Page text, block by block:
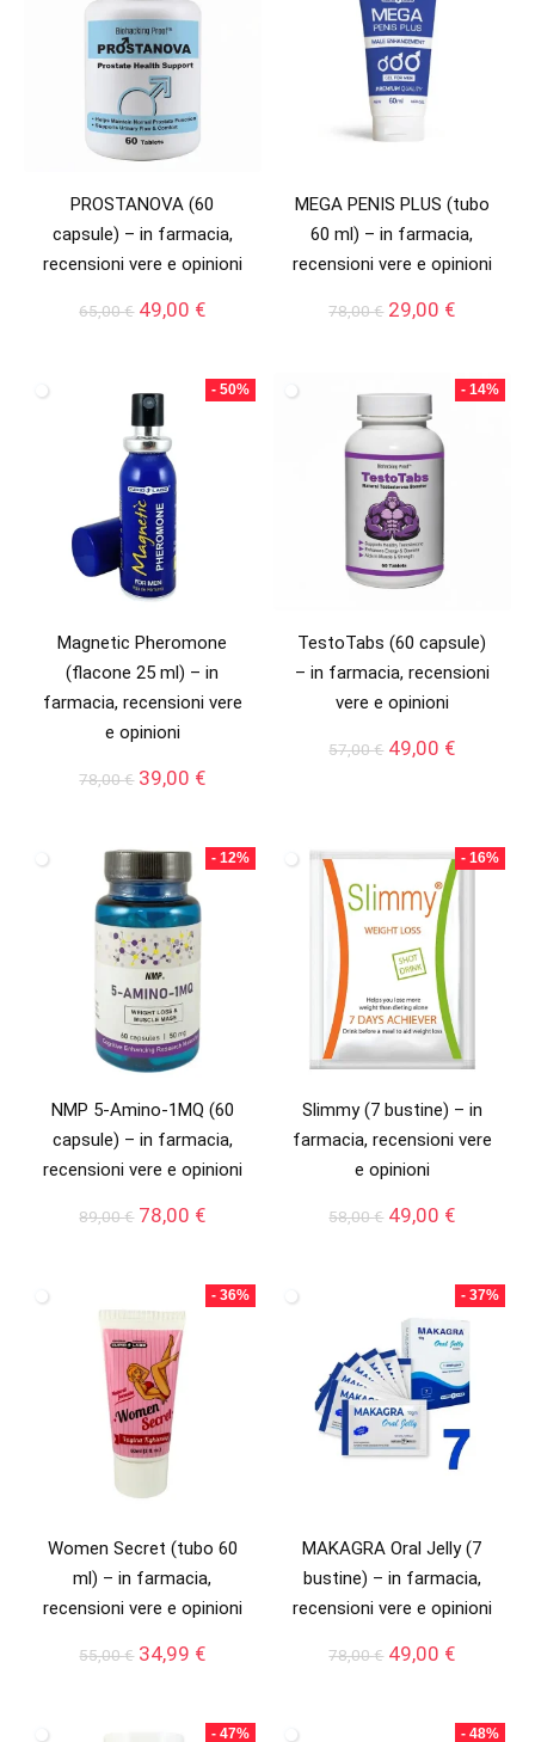
PROSTANOVA (60
capsule) – in farmacia,
recensioni vere e opinioni
65,00€ Il
65,00 €.
49,00 €Il
è:
49,00 €.
MEGA PENIS PLUS (tubo
60 ml) – in farmacia,
recensioni vere e opinioni
78,00€ Il
78,00 €.
29,00 €Il
è:
29,00 €.
- 50%
Magnetic Pheromone
(flacone 25 ml) – in
farmacia, recensioni vere
e opinioni
78,00€ Il
era:
78,00 €.
39,00 €Il
è:
39,00 €.
- 14%
TestoTabs (60 capsule)
– in farmacia, recensioni
vere e opinioni
57,00€ Il
57,00 €.
49,00 €Il
49,00 €.
- 12%
NMP 5-Amino-1MQ (60
capsule) – in farmacia,
recensioni vere e opinioni
89,00€ Il
89,00 €.
78,00 €Il
è:
78,00 €.
- 16%
Slimmy (7 bustine) – in
farmacia, recensioni vere
e opinioni
58,00€ Il
58,00 €.
49,00 €Il
è:
49,00 €.
- 36%
Women Secret (tubo 60
ml) – in farmacia,
recensioni vere e opinioni
55,00€ Il
34,99 €Il
è:
- 37%
MAKAGRA Oral Jelly (7
bustine) – in farmacia,
recensioni vere e opinioni
78,00€ Il
49,00 €Il
è:
- 47% - 48%